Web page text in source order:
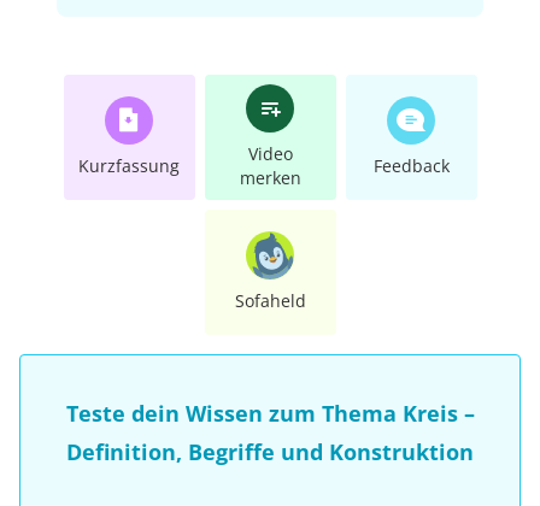
Kurzfassung
Video
merken
Feedback
Sofaheld
Teste dein Wissen zum Thema Kreis –
Definition, Begriffe und Konstruktion